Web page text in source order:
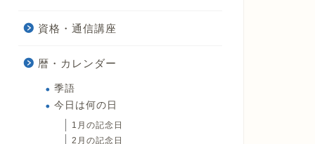
資格・通信講座
暦・カレンダー
季語
今日は何の日
1月の記念日
2月の記念日